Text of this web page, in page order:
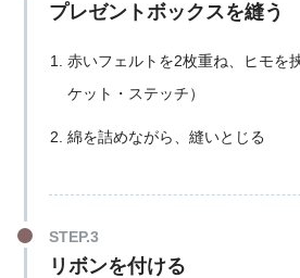
プレゼントボックスを縫う
赤いフェルトを2枚重ね、ヒモを
ケット・ステッチ）
綿を詰めながら、縫いとじる
リボンを付ける